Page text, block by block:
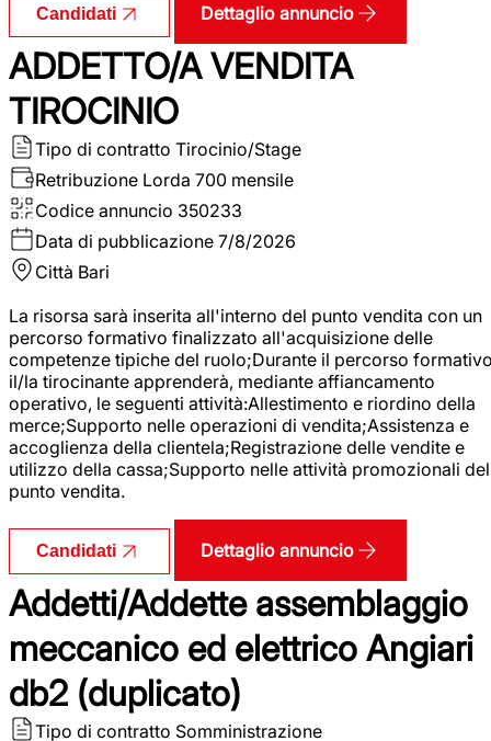
Candidati Dettaglio annuncio
ADDETTO/A VENDITA
TIROCINIO
Tipo di contratto Tirocinio/Stage
Retribuzione Lorda 700 mensile
Codice annuncio 350233
Data di pubblicazione 7/8/2026
Città Bari
La risorsa sarà inserita all'interno del punto vendita con un
percorso formativo finalizzato all'acquisizione delle
competenze tipiche del ruolo;Durante il percorso
il/la tirocinante apprenderà, mediante affiancamento
operativo, le seguenti attività:Allestimento e riordino della
merce;Supporto nelle operazioni di vendita;Assistenza e
accoglienza della clientela;Registrazione delle vendite e
utilizzo della cassa;Supporto nelle attività promozionali del
punto vendita.
Candidati Dettaglio annuncio
Addetti/Addette assemblaggio
meccanico ed elettrico Angiari
db2 (duplicato)
Tipo di contratto Somministrazione